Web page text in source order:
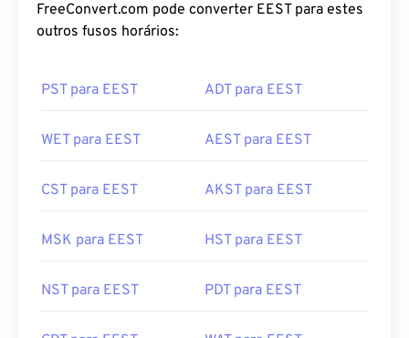
FreeConvert.com pode converter EEST para estes
outros fusos horários:
PST para EEST ADT para EEST
WET para EEST AEST para EEST
CST para EEST AKST para EEST
MSK para EEST HST para EEST
NST para EEST PDT para EEST